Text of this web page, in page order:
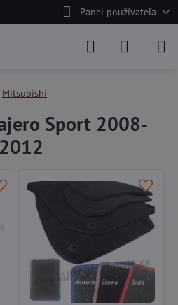
Panel používateľa
Mitsubishi
Sport 2008-
2012